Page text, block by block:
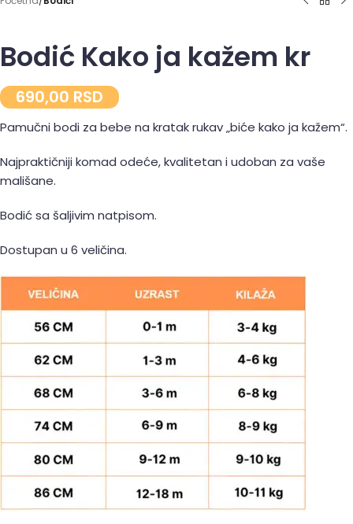
Bodić Kako ja kažem kr
690,00 RSD
Pamučni bodi za bebe na kratak rukav „biće kako ja kažem“.
Najpraktičniji komad odeće, kvalitetan i udoban za vaše
mališane.
Bodić sa šaljivim natpisom.
Dostupan u 6 veličina.